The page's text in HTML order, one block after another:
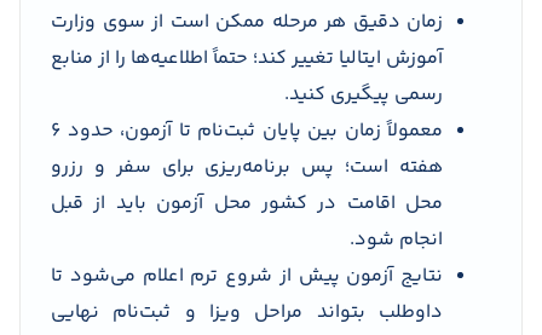
زمان دقیق هر مرحله ممکن است از سوی وزارت
آموزش ایتالیا تغییر کند؛ حتماً اطلاعیه‌ها را از منابع
رسمی پیگیری کنید.
معمولاً زمان بین پایان ثبت‌نام تا آزمون، حدود ۶
هفته است؛ پس برنامه‌ریزی برای سفر و رزرو
محل اقامت در کشور محل آزمون باید از قبل
انجام شود.
نتایج آزمون پیش از شروع ترم اعلام می‌شود تا
داوطلب بتواند مراحل ویزا و ثبت‌نام نهایی